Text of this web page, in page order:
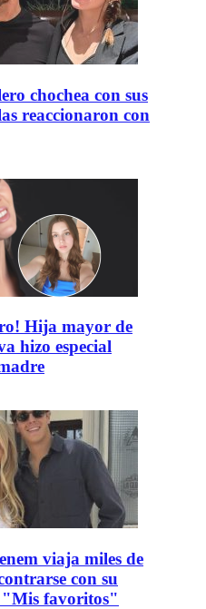
chochea con sus
reaccionaron con
Hija mayor de
hizo especial
viaja miles de
con su
"Mis favoritos"